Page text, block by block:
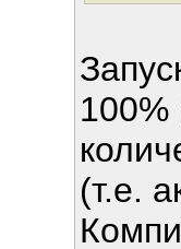
100%
(т.е.